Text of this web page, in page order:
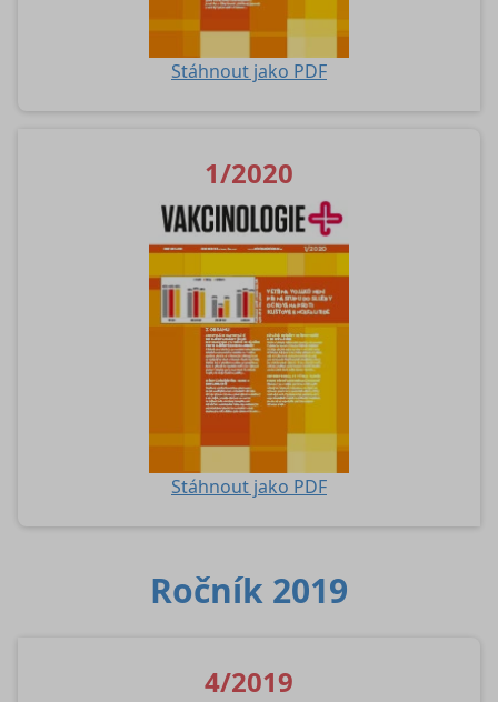
Stáhnout jako PDF
1/2020
Stáhnout jako PDF
Ročník 2019
4/2019